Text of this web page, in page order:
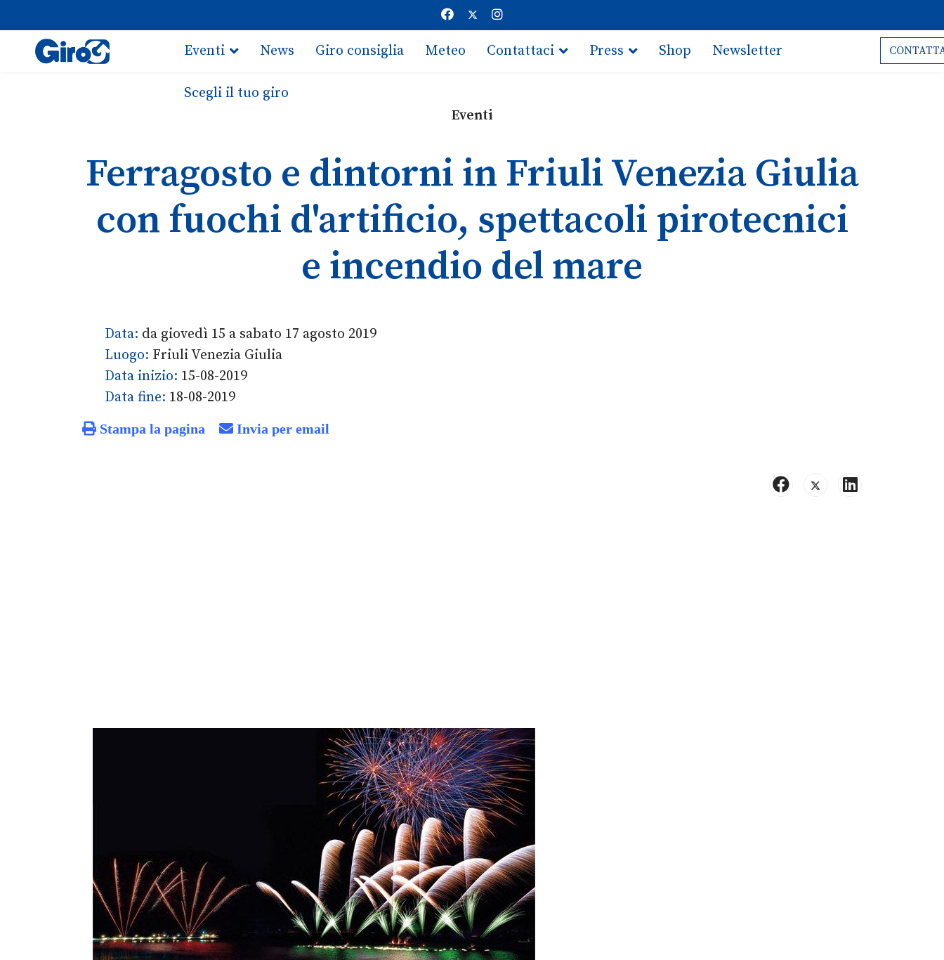
Eventi News Giro consiglia Meteo Contattaci Press Shop Newsletter
Scegli il tuo giro
Eventi
Ferragosto e dintorni in Friuli Venezia Giulia
con fuochi d'artificio, spettacoli pirotecnici
e incendio del mare
Data: da giovedì 15 a sabato 17 agosto 2019
Luogo: Friuli Venezia Giulia
Data inizio: 15-08-2019
Data fine: 18-08-2019
Stampa la pagina Invia per email